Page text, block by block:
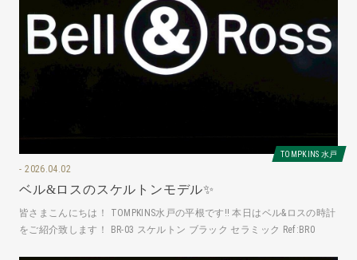
TOMPKINS 水戸
2026.04.02
ベル&ロスのスケルトンモデル✨
皆さまこんにちは！ TOMPKINS水戸の平根です‼️ 本日はベル&ロスの時計
をご紹介致します！ BR-03 スケルトン ブラック セラミック Ref:BR0